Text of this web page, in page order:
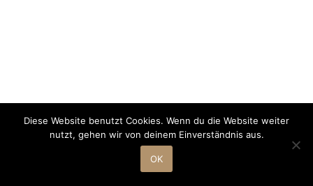
Diese Website benutzt Cookies. Wenn du die Website weiter
nutzt, gehen wir von deinem Einverständnis aus.
OK